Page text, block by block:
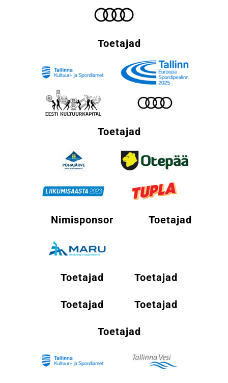
Toetajad
Toetajad
Nimisponsor Toetajad
Toetajad Toetajad
Toetajad Toetajad
Toetajad